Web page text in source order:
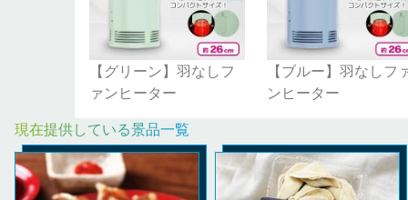
【グリーン】羽なしフ
ァンヒーター
【ブルー】羽なしフ
ンヒーター
現在提供している景品一覧